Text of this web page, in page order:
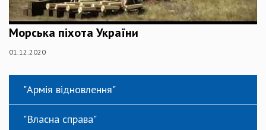
Морська піхота України
01.12.2020
"Армія відновлення"
"Власна справа"